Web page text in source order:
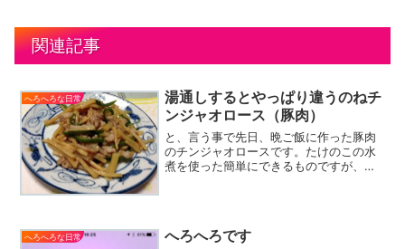
関連記事
へろへろな日常
湯通しするとやっぱり違うのねチ
ンジャオロース（豚肉）
と、言う事で先日、晩ご飯に作った豚肉
のチンジャオロースです。たけのこの水
煮を使った簡単にできるものですが、ち
へろへろな日常 へろへろです